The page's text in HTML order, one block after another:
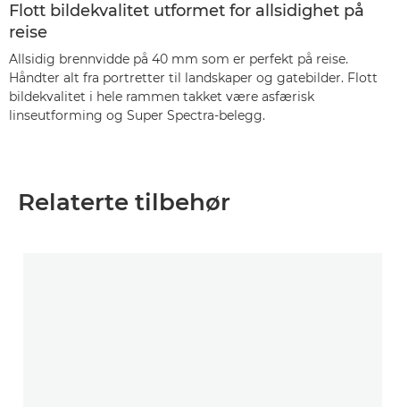
Flott bildekvalitet utformet for allsidighet på
reise
Allsidig brennvidde på 40 mm som er perfekt på reise.
Håndter alt fra portretter til landskaper og gatebilder. Flott
bildekvalitet i hele rammen takket være asfærisk
linseutforming og Super Spectra-belegg.
Relaterte tilbehør